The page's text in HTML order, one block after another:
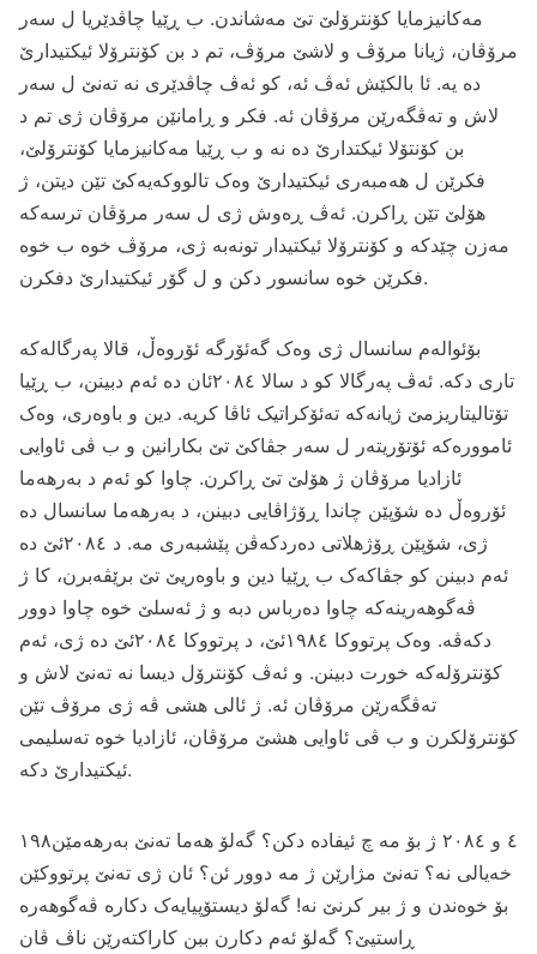
مه‌کانیزمایا کۆنترۆلێ تێ مه‌شاندن. ب ڕێیا چاڤدێریا ل سه‌ر
مرۆڤان، ژیانا مرۆڤ و لاشێ مرۆڤ، تم د بن کۆنترۆلا ئیکتیدارێ
ده‌ یه‌. ئا بالکێش ئه‌ڤ ئه‌، کو ئه‌ڤ چاڤدێری نه‌ ته‌نێ ل سه‌ر
لاش و ته‌ڤگه‌رێن مرۆڤان ئه‌. فکر و ڕامانێن مرۆڤان ژی تم د
بن کۆنتۆلا ئیکتدارێ ده‌ نه‌ و ب ڕێیا مه‌کانیزمایا کۆنترۆلێ،
فکرێن ل هه‌مبه‌ری ئیکتیدارێ وه‌ک تالووکه‌یه‌کێ تێن دیتن، ژ
هۆلێ تێن ڕاکرن. ئه‌ڤ ڕه‌وش ژی ل سه‌ر مرۆڤان ترسه‌که‌
مه‌زن چێدکه‌ و کۆنترۆلا ئیکتیدار تونه‌به‌ ژی، مرۆڤ خوه‌ ب خوه‌
فکرێن خوه‌ سانسور دکن و ل گۆر ئیکتیدارێ دفکرن.
بۆئواله‌م سانسال ژی وه‌ک گه‌ئۆرگه‌ ئۆروه‌ڵ، قالا په‌رگاله‌که‌
تاری دکه‌. ئه‌ڤ په‌رگالا کو د سالا ۲۰۸٤ئان ده‌ ئه‌م دبینن، ب ڕێیا
تۆتالیتاریزمێ ژیانه‌که‌ ته‌ئۆکراتیک ئاڤا کریه‌. دین و باوه‌ری، وه‌ک
ئامووره‌که‌ ئۆتۆریته‌ر ل سه‌ر جڤاکێ تێ بکارانین و ب ڤی ئاوایی
ئازادیا مرۆڤان ژ هۆلێ تێ ڕاکرن. چاوا کو ئه‌م د به‌رهه‌ما
ئۆروه‌ڵ ده‌ شۆپێن چاندا ڕۆژاڤایی دبینن، د به‌رهه‌ما سانسال ده‌
ژی، شۆپێن ڕۆژهلاتی ده‌ردکه‌ڤن پێشبه‌ری مه‌. د ۲۰۸٤ئێ ده‌
ئه‌م دبینن کو جڤاکه‌ک ب ڕێیا دین و باوه‌ریێ تێ برێڤه‌برن، کا ژ
ڤه‌گوهه‌رینه‌که‌ چاوا ده‌رباس دبه‌ و ژ ئه‌سلێ خوه‌ چاوا دوور
دکه‌ڤه‌. وه‌ک پرتووکا ۱۹۸٤ئێ، د پرتووکا ۲۰۸٤ئێ ده‌ ژی، ئه‌م
کۆنترۆله‌که‌ خورت دبینن. و ئه‌ڤ کۆنترۆل دیسا نه‌ ته‌نێ لاش و
ته‌ڤگه‌رێن مرۆڤان ئه‌. ژ ئالی هشی ڤه‌ ژی مرۆڤ تێن
کۆنترۆلکرن و ب ڤی ئاوایی هشێ مرۆڤان، ئازادیا خوه‌ ته‌سلیمی
ئیکتیدارێ دکه‌.
۱۹۸٤ و ۲۰۸٤ ژ بۆ مه‌ چ ئیفاده‌ دکن؟ گه‌لۆ هه‌ما ته‌نێ به‌رهه‌مێن
خه‌یالی نه‌؟ ته‌نێ مژارێن ژ مه‌ دوور ئن؟ ئان ژی ته‌نێ پرتووکێن
بۆ خوه‌ندن و ژ بیر کرنێ نه‌! گه‌لۆ دیستۆپیایه‌ک دکاره‌ ڤه‌گوهه‌ره‌
ڕاستیێ؟ گه‌لۆ ئه‌م دکارن ببن کاراکته‌رێن ناڤ ڤان